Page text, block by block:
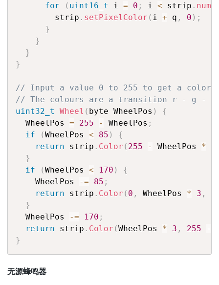
for ( uint16_t i = 0 ; i < strip .
        strip
. setPixelColor ( i + q , 0 ) ;
}
}
}
}
// Input a value 0 to 255 to get a color
// The colours are a transition r - g -
uint32_t
Wheel ( byte WheelPos )
{
  WheelPos
= 255 - WheelPos ;
if
(WheelPos < 85 )
{
return strip . Color ( 255 - WheelPos *
}
if
(WheelPos < 170 )
{
    WheelPos
-= 85 ;
return strip . Color ( 0 , WheelPos * 3 ,
}
  WheelPos
-= 170 ;
return strip . Color (WheelPos * 3 , 255 -
}
无源蜂鸣器